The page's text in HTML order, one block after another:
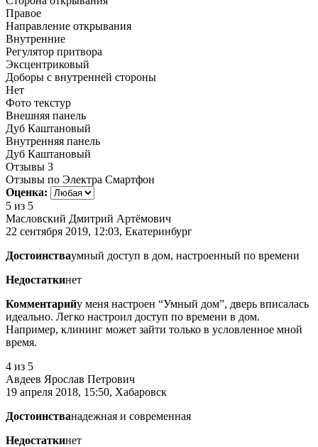
Правое
Направление открывания
Внутренние
Регулятор притвора
Эксцентриковый
Доборы с внутренней стороны
Нет
Фото текстур
Внешняя панель
Дуб Каштановый
Внутренняя панель
Дуб Каштановый
Отзывы 3
Отзывы по Электра Смартфон
Оценка:
5 из 5
Масловский Дмитрий Артёмович
22 сентября 2019, 12:03, Екатеринбург
Достоинстваумный доступ в дом, настроенный по времени
Недостаткинет
Комментарийу меня настроен “Умный дом”, дверь вписалась
идеально. Легко настроил доступ по времени в дом.
Например, клининг может зайти только в условленное мной
время.
4 из 5
Авдеев Ярослав Петрович
19 апреля 2018, 15:50, Хабаровск
Достоинстванадежная и современная
Недостаткинет